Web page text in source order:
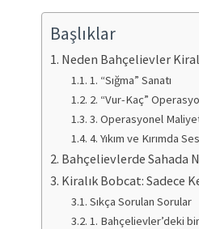
Başlıklar
Neden Bahçelievler
1. “Sığma” Sanatı
2. “Vur-Kaç”
3. Operasyonel
4. Yıkım ve Kırımda
Bahçelievlerde Sahada
Kiralık Bobcat: Sadece
Sıkça Sorulan Sorular
1. Bahçelievler’deki